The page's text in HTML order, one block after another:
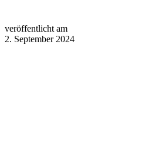
veröffentlicht am
2. September 2024